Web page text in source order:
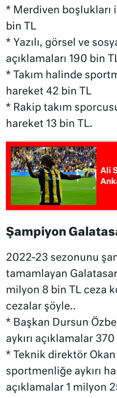
* Merdiven boşlukları
bin TL
* Yazılı, görsel ve
açıklamaları 190 bin
* Takım halinde
hareket 42 bin TL
* Rakip takım
hareket 13 bin TL.
Ali
Şampiyon
2022-23 sezonunu
tamamlayan
milyon 8 bin TL ceza
cezalar şöyle..
* Başkan Dursun
aykırı açıklamalar
* Teknik direktör
sportmenliğe aykırı
açıklamalar 1 milyon